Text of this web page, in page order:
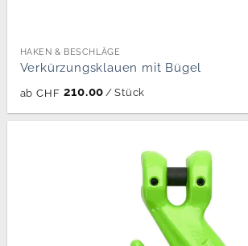
HAKEN & BESCHLÄGE
Verkürzungsklauen mit Bügel
ab CHF 210.00 / Stück